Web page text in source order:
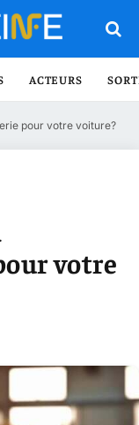
ACTEURS
pour votre voiture?
votre